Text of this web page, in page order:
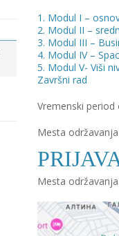
1. Modul I –
2. Modul II –
3. Modul III –
4. Modul IV –
5. Modul V- Viši
Završni rad
Vremenski period
Mesta
Mesta